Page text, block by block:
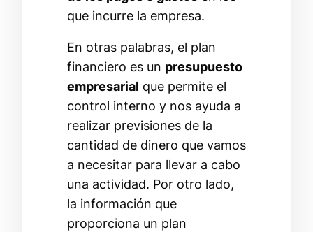
que incurre la empresa.
En otras palabras, el plan
financiero es un presupuesto
empresarial que permite el
control interno y nos ayuda a
realizar previsiones de la
cantidad de dinero que vamos
a necesitar para llevar a cabo
una actividad. Por otro lado,
la información que
proporciona un plan